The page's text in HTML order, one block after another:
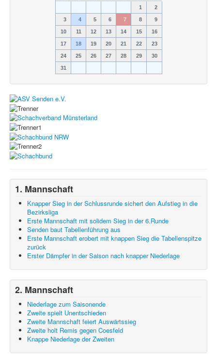
1
2
3 4 5 6 7 8 9
10 11 12 13 14 15 16
17 18 19 20 21 22 23
24 25 26 27 28 29 30
31
1. Mannschaft
Knapper Sieg in der Schlussrunde sichert den Aufstieg in die
Bezirksliga
Erste Mannschaft mit solidem Sieg in der 6.Runde
Senden baut Tabellenführung aus
Erste Mannschaft erobert mit knappen Sieg die Tabellenspitze
zurück
Erster Dämpfer in der Saison nach knapper Niederlage
2. Mannschaft
Niederlage zum Saisonende
Zweite spielt Unentschieden
Zweite Mannschaft feiert Auswärtssieg
Zweite holt Remis gegen Coesfeld
Knappe Niederlage der Zweiten